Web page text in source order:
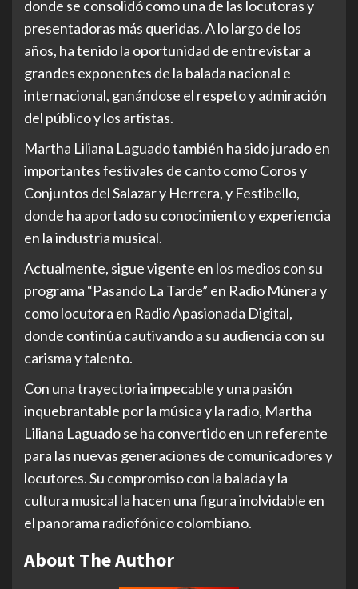
donde se consolidó como una de las locutoras y
presentadoras más queridas. A lo largo de los
años, ha tenido la oportunidad de entrevistar a
grandes exponentes de la balada nacional e
internacional, ganándose el respeto y admiración
del público y los artistas.
Martha Liliana Laguado también ha sido jurado en
importantes festivales de canto como Coros y
Conjuntos del Salazar y Herrera, y Festibello,
donde ha aportado su conocimiento y experiencia
en la industria musical.
Actualmente, sigue vigente en los medios con su
programa “Pasando La Tarde” en Radio Múnera y
como locutora en Radio Apasionada Digital,
donde continúa cautivando a su audiencia con su
carisma y talento.
Con una trayectoria impecable y una pasión
inquebrantable por la música y la radio, Martha
Liliana Laguado se ha convertido en un referente
para las nuevas generaciones de comunicadores y
locutores. Su compromiso con la balada y la
cultura musical la hacen una figura inolvidable en
el panorama radiofónico colombiano.
About The Author